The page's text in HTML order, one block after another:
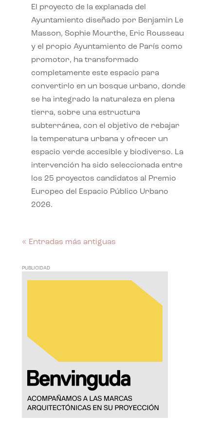
El proyecto de la explanada del
Ayuntamiento diseñado por Benjamin Le
Masson, Sophie Mourthe, Eric Rousseau
y el propio Ayuntamiento de París como
promotor, ha transformado
completamente este espacio para
convertirlo en un bosque urbano, donde
se ha integrado la naturaleza en plena
tierra, sobre una estructura
subterránea, con el objetivo de rebajar
la temperatura urbana y ofrecer un
espacio verde accesible y biodiverso. La
intervención ha sido seleccionada entre
los 25 proyectos candidatos al Premio
Europeo del Espacio Público Urbano
2026.
« Entradas más antiguas
PUBLICIDAD